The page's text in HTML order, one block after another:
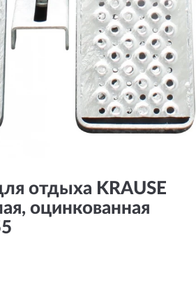
отдыха KRAUSE
оцинкованная